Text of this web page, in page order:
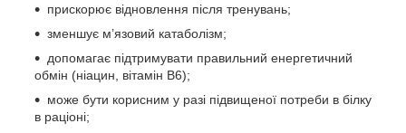
прискорює відновлення після тренувань;
зменшує м’язовий катаболізм;
допомагає підтримувати правильний енергетичний
обмін (ніацин, вітамін B6);
може бути корисним у разі підвищеної потреби в білку
в раціоні;